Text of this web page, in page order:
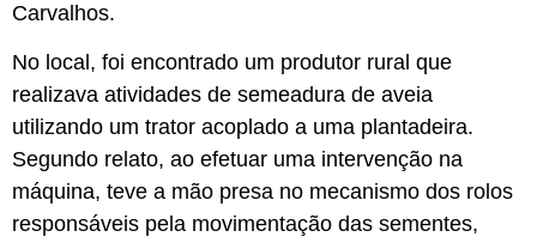
Carvalhos.
No local, foi encontrado um produtor rural que
realizava atividades de semeadura de aveia
utilizando um trator acoplado a uma plantadeira.
Segundo relato, ao efetuar uma intervenção na
máquina, teve a mão presa no mecanismo dos rolos
responsáveis pela movimentação das sementes,